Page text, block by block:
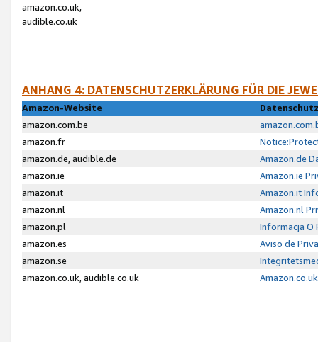
amazon.co.uk,
audible.co.uk
ANHANG 4: DATENSCHUTZERKLÄRUNG FÜR DIE
Amazon-Website
amazon.com.be
amazon.fr
amazon.de, audible.de
Amazon.de
amazon.ie
Amazon.ie
amazon.it
Amazon.it
amazon.nl
Amazon.nl
amazon.pl
Informacja O
amazon.es
Aviso de
amazon.se
amazon.co.uk, audible.co.uk